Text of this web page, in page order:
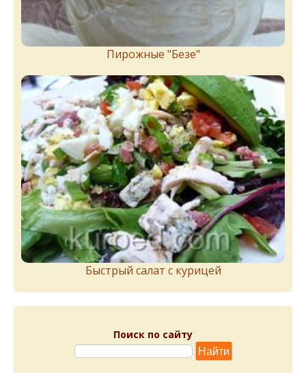
Пирожныe "Бeзe"
Быстрый салат с курицей
Поиск по сайту